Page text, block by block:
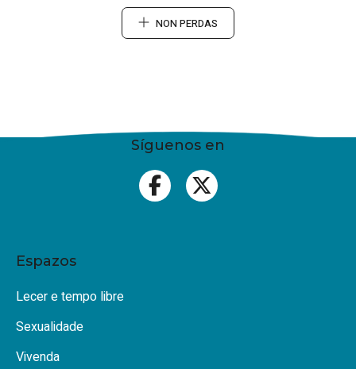
NON PERDAS
Síguenos en
Espazos
Lecer e tempo libre
Sexualidade
Vivenda